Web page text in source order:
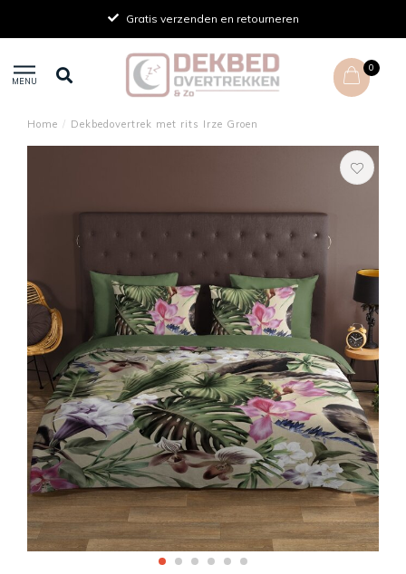
Gratis verzenden en retourneren
MENU
0
Home / Dekbedovertrek met rits Irze Groen